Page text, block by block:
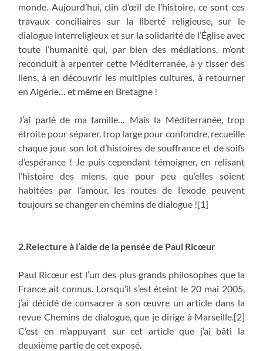
monde. Aujourd’hui, clin d’œil de l’histoire, ce sont ces
travaux conciliaires sur la liberté religieuse, sur le
dialogue interreligieux et sur la solidarité de l’Église avec
toute l’humanité qui, par bien des médiations, m’ont
reconduit à arpenter cette Méditerranée, à y tisser des
liens, à en découvrir les multiples cultures, à retourner
en Algérie… et même en Bretagne !
J’ai parlé de ma famille… Mais la Méditerranée, trop
étroite pour séparer, trop large pour confondre, recueille
chaque jour son lot d’histoires de souffrance et de soifs
d’espérance ! Je puis cependant témoigner, en relisant
l’histoire des miens, que pour peu qu’elles soient
habitées par l’amour, les routes de l’exode peuvent
toujours se changer en chemins de dialogue ![1]
2.Relecture à l’aide de la pensée de Paul Ricœur
Paul Ricœur est l’un des plus grands philosophes que la
France ait connus. Lorsqu’il s’est éteint le 20 mai 2005,
j’ai décidé de consacrer à son œuvre un article dans la
revue Chemins de dialogue, que je dirige à Marseille.[2]
C’est en m’appuyant sur cet article que j’ai bâti la
deuxième partie de cet exposé.